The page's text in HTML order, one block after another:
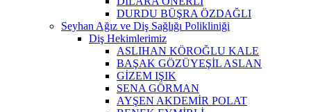
DURDU BÜŞRA ÖZDAĞLI
Seyhan Ağız ve Diş Sağlığı Polikliniği
Diş Hekimlerimiz
ASLIHAN KÖROĞLU KALE
BAŞAK GÖZÜYEŞİL ASLAN
GİZEM IŞIK
SENA GÖRMAN
AYŞEN AKDEMİR POLAT